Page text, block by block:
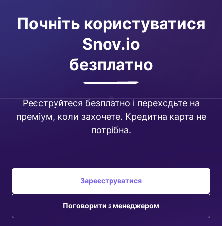
Почніть користуватися
Snov.io
безплатно
Реєструйтеся безплатно і переходьте на
преміум, коли захочете. Кредитна карта не
потрібна.
Зареєструватися
Поговорити з менеджером